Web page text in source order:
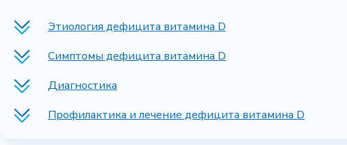
Этиология дефицита витамина D
Симптомы дефицита витамина D
Диагностика
Профилактика и лечение дефицита витамина D